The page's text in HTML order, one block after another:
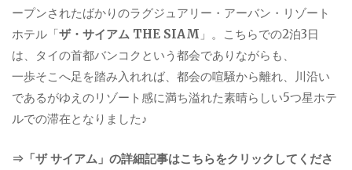
ープンされたばかりのラグジュアリー・アーバン・リゾート
ホテル「ザ・サイアム THE SIAM 」。こちらでの2泊3日
は、タイの首都バンコクという都会でありながらも、
一歩そこへ足を踏み入れれば、都会の喧騒から離れ、川沿い
であるがゆえのリゾート感に満ち溢れた素晴らしい5つ星ホテ
ルでの滞在となりました♪
⇒「ザ サイアム」の詳細記事はこちらをクリックしてくださ